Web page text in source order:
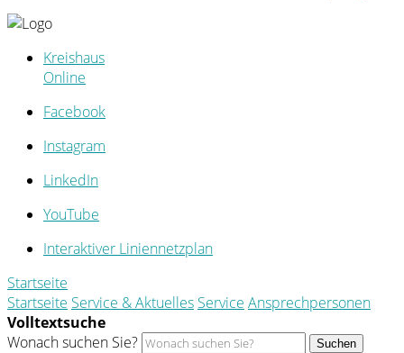
Kreishaus
Online
Facebook
Instagram
LinkedIn
YouTube
Interaktiver Liniennetzplan
Startseite
Startseite Service & Aktuelles Service Ansprechpersonen
Volltextsuche
Wonach suchen Sie?
Suchen